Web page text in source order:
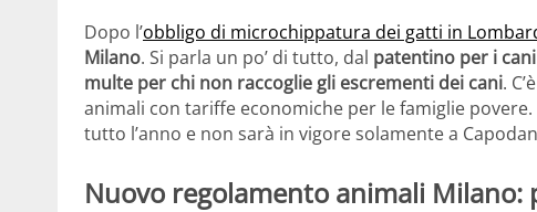
Dopo l’obbligo di microchippatura dei gatti in
Milano. Si parla un po’ di tutto, dal patentino per i
multe per chi non raccoglie gli escrementi dei cani.
animali con tariffe economiche per le famiglie
tutto l’anno e non sarà in vigore solamente a
Nuovo regolamento animali